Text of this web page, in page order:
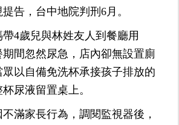
告，台中地院判刑6月。
4歲兒與林姓友人到餐廳用
間忽然尿急，店內卻無設置廁
眾以自備免洗杯承接孩子排放的
尿液留置桌上。
滿家長行為，調閱監視器後，